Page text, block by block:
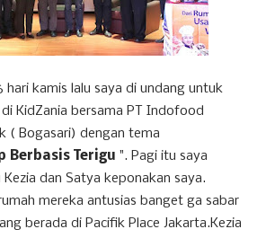
hari kamis lalu saya di undang untuk
KidZania bersama PT Indofood
( Bogasari) dengan tema
Berbasis Terigu ". Pagi itu saya
dan Satya keponakan saya.
mereka antusias banget ga sabar
berada di Pacifik Place Jakarta.Kezia